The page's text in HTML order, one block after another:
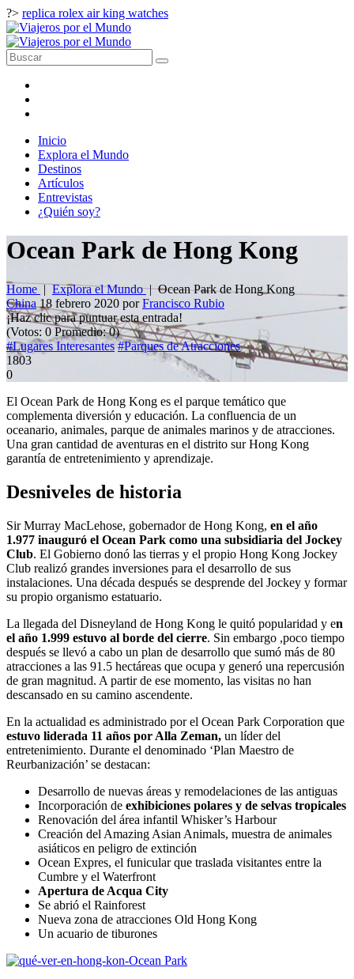
?> replica rolex air king watches
Inicio
Explora el Mundo
Destinos
Artículos
Entrevistas
¿Quién soy?
Ocean Park de Hong Kong
Home |Explora el Mundo |Ocean Park de Hong Kong
China 18 febrero 2020 porFrancisco Rubio
¡Haz clic para puntuar esta entrada!
(Votos: 0 Promedio:0)
#Lugares Interesantes #Parques de Atracciones
1803
0
El Ocean Park de Hong Kong es el parque temático que
complementa diversión y educación. La confluencia de un
oceanario, animales, parque de animales marinos y de atracciones.
Una gran cantidad de aventuras en el distrito sur Hong Kong
garantía de entretenimiento y aprendizaje.
Desniveles de historia
Sir Murray MacLehose, gobernador de Hong Kong, en el año
1.977 inauguró el Ocean Park como una subsidiaria del Jockey
Club. El Gobierno donó las tierras y el propio Hong Kong Jockey
Club realizó grandes inversiones para el desarrollo de sus
instalaciones. Una década después se desprende del Jockey y formar
su propio organismo estatuario.
La llegada del Disneyland de Hong Kong le quitó popularidad y en
el año 1.999 estuvo al borde del cierre. Sin embargo ,poco tiempo
después se llevó a cabo un plan de desarrollo que sumó más de 80
atracciones a las 91.5 hectáreas que ocupa y generó una repercusión
de gran magnitud. A partir de ese momento, las visitas no han
descansado en su camino ascendente.
En la actualidad es administrado por el Ocean Park Corporation que
estuvo liderada 11 años por Alla Zeman, un líder del
entretenimiento. Durante el denominado ‘Plan Maestro de
Reurbanización’ se destacan:
Desarrollo de nuevas áreas y remodelaciones de las antiguas
Incorporación de exhibiciones polares y de selvas tropicales
Renovación del área infantil Whisker’s Harbour
Creación del Amazing Asian Animals, muestra de animales
asiáticos en peligro de extinción
Ocean Expres, el funicular que traslada visitantes entre la
Cumbre y el Waterfront
Apertura de Acqua City
Se abrió el Rainforest
Nueva zona de atracciones Old Hong Kong
Un acuario de tiburones